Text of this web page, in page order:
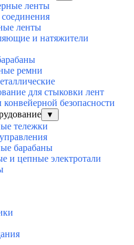
ленты
ленты
и натяжители
ремни
для стыковки лент
безопасности
▼
тележки
барабаны
и цепные электротали